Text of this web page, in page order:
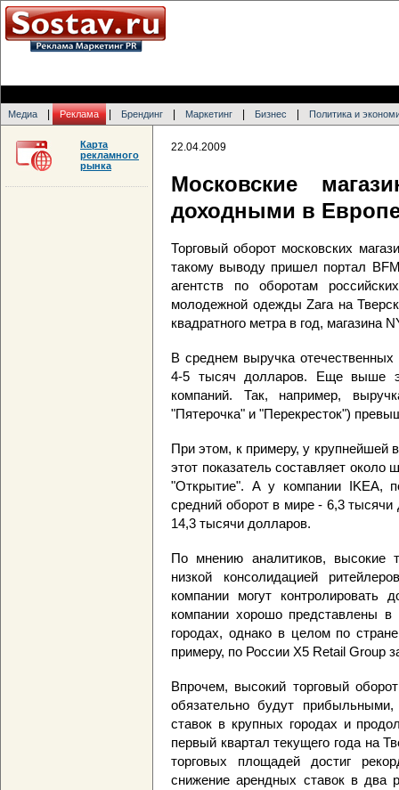
Медиа Реклама Брендинг Маркетинг Бизнес Политика и
22.04.2009
Московские
доходными в
Торговый оборот московских
такому выводу пришел портал
агентств по оборотам
молодежной одежды Zara на
квадратного метра в год,
В среднем выручка отечественных
4-5 тысяч долларов. Еще выше
компаний. Так, например,
"Пятерочка" и "Перекресток")
При этом, к примеру, у крупнейшей
этот показатель составляет
"Открытие". А у компании IKEA,
средний оборот в мире - 6,3 тысячи
14,3 тысячи долларов.
По мнению аналитиков, высокие
низкой консолидацией
компании могут
компании хорошо представлены
городах, однако в целом по
примеру, по России X5 Retail Group
Впрочем, высокий торговый
обязательно будут
ставок в крупных городах и
первый квартал текущего года на
торговых площадей достиг
снижение арендных ставок в два
Карта
рекламного
рынка